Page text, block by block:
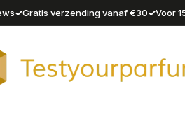
✓Gratis verzending vanaf €30✓Voor